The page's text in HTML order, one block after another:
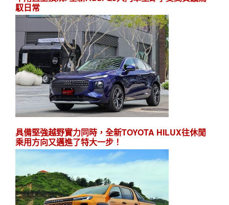
馭日常
具備堅強越野實力同時，全新TOYOTA HILUX往休閒
乘用方向又邁進了特大一步！